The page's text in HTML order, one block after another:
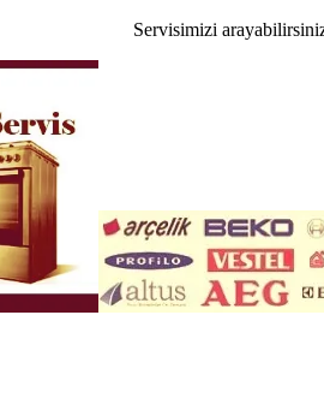
Servisimizi